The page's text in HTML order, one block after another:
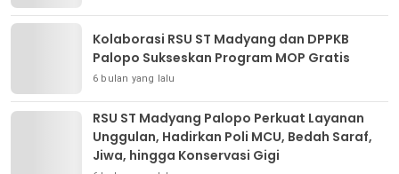
Kolaborasi RSU ST Madyang dan DPPKB
Palopo Sukseskan Program MOP Gratis
6 bulan yang lalu
RSU ST Madyang Palopo Perkuat Layanan
Unggulan, Hadirkan Poli MCU, Bedah Saraf,
Jiwa, hingga Konservasi Gigi